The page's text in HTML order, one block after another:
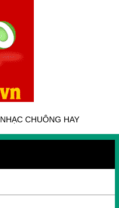
NHẠC CHUÔNG HAY